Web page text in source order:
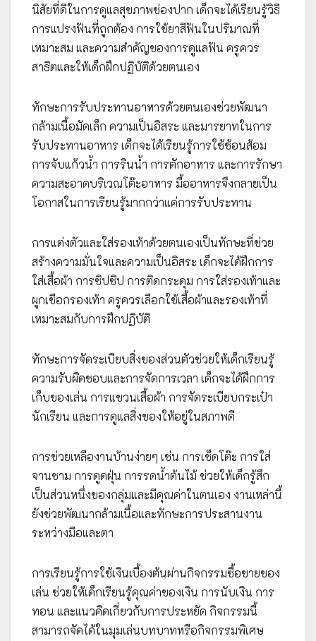
นิสัยที่ดีในการดูแลสุขภาพช่องปาก เด็กจะได้เรียนรู้วิธี
การแปรงฟันที่ถูกต้อง การใช้ยาสีฟันในปริมาณที่
เหมาะสม และความสำคัญของการดูแลฟัน ครูควร
สาธิตและให้เด็กฝึกปฏิบัติด้วยตนเอง
ทักษะการรับประทานอาหารด้วยตนเองช่วยพัฒนา
กล้ามเนื้อมัดเล็ก ความเป็นอิสระ และมารยาทในการ
รับประทานอาหาร เด็กจะได้เรียนรู้การใช้ช้อนส้อม
การจับแก้วน้ำ การรินน้ำ การตักอาหาร และการรักษา
ความสะอาดบริเวณโต๊ะอาหาร มื้ออาหารจึงกลายเป็น
โอกาสในการเรียนรู้มากกว่าแค่การรับประทาน
การแต่งตัวและใส่รองเท้าด้วยตนเองเป็นทักษะที่ช่วย
สร้างความมั่นใจและความเป็นอิสระ เด็กจะได้ฝึกการ
ใส่เสื้อผ้า การซิปซิป การติดกระดุม การใส่รองเท้าและ
ผูกเชือกรองเท้า ครูควรเลือกใช้เสื้อผ้าและรองเท้าที่
เหมาะสมกับการฝึกปฏิบัติ
ทักษะการจัดระเบียบสิ่งของส่วนตัวช่วยให้เด็กเรียนรู้
ความรับผิดชอบและการจัดการเวลา เด็กจะได้ฝึกการ
เก็บของเล่น การแขวนเสื้อผ้า การจัดระเบียบกระเป๋า
นักเรียน และการดูแลสิ่งของให้อยู่ในสภาพดี
การช่วยเหลืองานบ้านง่ายๆ เช่น การเช็ดโต๊ะ การใส่
จานชาม การดูดฝุ่น การรดน้ำต้นไม้ ช่วยให้เด็กรู้สึก
เป็นส่วนหนึ่งของกลุ่มและมีคุณค่าในตนเอง งานเหล่านี้
ยังช่วยพัฒนากล้ามเนื้อและทักษะการประสานงาน
ระหว่างมือและตา
การเรียนรู้การใช้เงินเบื้องต้นผ่านกิจกรรมซื้อขายของ
เล่น ช่วยให้เด็กเรียนรู้คุณค่าของเงิน การนับเงิน การ
ทอน และแนวคิดเกี่ยวกับการประหยัด กิจกรรมนี้
สามารถจัดได้ในมุมเล่นบทบาทหรือกิจกรรมพิเศษ